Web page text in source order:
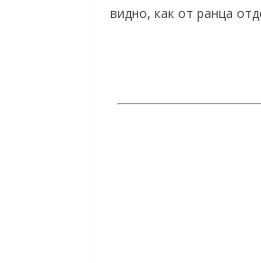
видно, как от ранца